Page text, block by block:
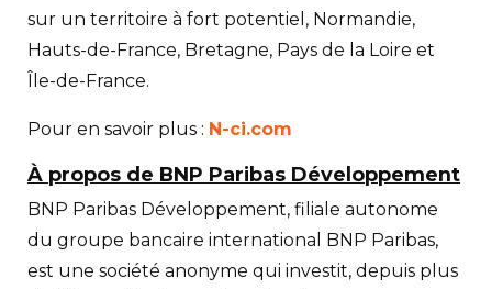
sur un territoire à fort potentiel, Normandie,
Hauts-de-France, Bretagne, Pays de la Loire et
Île-de-France.
Pour en savoir plus : N-ci.com
À propos de BNP Paribas Développement
BNP Paribas Développement, filiale autonome
du groupe bancaire international BNP Paribas,
est une société anonyme qui investit, depuis plus